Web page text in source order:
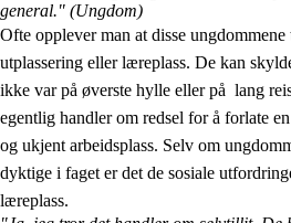
general." (Ungdom)
Ofte opplever man at disse
utplassering eller læreplass. De kan
ikke var på øverste hylle eller på lang
egentlig handler om redsel for å forlate
og ukjent arbeidsplass. Selv om
dyktige i faget er det de sosiale
læreplass.